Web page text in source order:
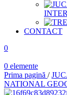
CONTACT
0
0 elemente
Prima pagină /
NATIONAL